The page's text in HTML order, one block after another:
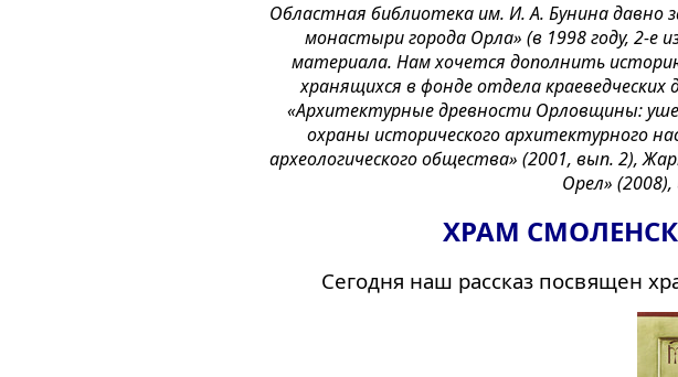
Областная библиотека им. И. А. Бунина давно
монастыри города Орла» (в 1998 году, 2-е
материала. Нам хочется дополнить
хранящихся в фонде отдела
«Архитектурные древности Орловщины:
охраны исторического архитектурного
археологического общества» (2001, вып. 2),
Орел» (2008),
ХРАМ
Сегодня наш рассказ посвящен